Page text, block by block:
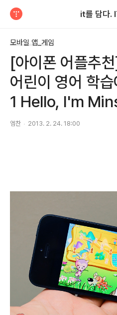
it를 담다.
모바일 앱_게임
[아이폰 어플추
어린이 영어 학
1 Hello, I'm
엠찬 2013. 2. 24. 18:00